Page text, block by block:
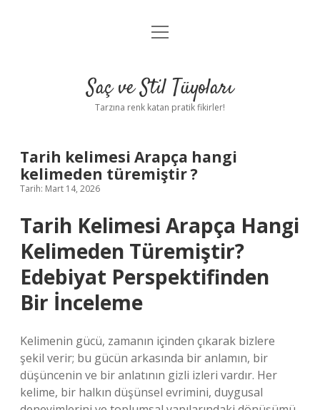
Anasayfa
Yasal Uyarı
menüyü
Saç ve Stil Tüyoları
Tarzına renk katan pratik fikirler!
Tarih kelimesi Arapça hangi
kelimeden türemiştir ?
Tarih: Mart 14, 2026
Tarih Kelimesi Arapça Hangi
Kelimeden Türemiştir?
Edebiyat Perspektifinden
Bir İnceleme
Kelimenin gücü, zamanın içinden çıkarak bizlere
şekil verir; bu gücün arkasında bir anlamın, bir
düşüncenin ve bir anlatının gizli izleri vardır. Her
kelime, bir halkın düşünsel evrimini, duygusal